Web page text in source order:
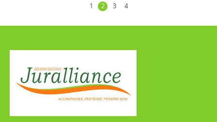
1 2 3 4